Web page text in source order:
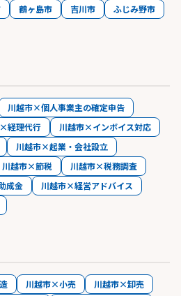
鶴ヶ島市 吉川市
ふじみ野市
川越市×個人事業主の確定申告
経理代行
川越市×インボイス対応
川越市×起業・会社設立
川越市×節税
川越市×税務調査
成金
川越市×経営アドバイス
川越市×小売
川越市×卸売